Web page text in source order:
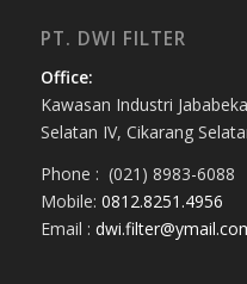
PT. DWI FILTER
Office:
Kawasan Industri
Selatan IV, Cikarang
Phone : (021) 8983-6088
Mobile: 0812.8251.4956
Email :